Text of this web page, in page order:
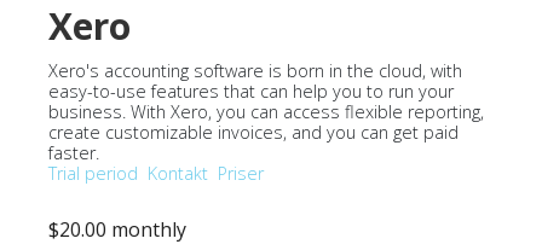
Xero
Xero's accounting software is born in the cloud, with
easy-to-use features that can help you to run your
business. With Xero, you can access flexible reporting,
create customizable invoices, and you can get paid
faster.
Trial period Kontakt Priser
$20.00 monthly